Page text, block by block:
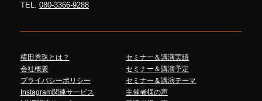
TEL. 080-3366-9288
横田秀珠とは？
会社概要
プライバシーポリシー
Instagram関連サービス
セミナー＆講演実績
セミナー＆講演予定
セミナー＆講演テーマ
主催者様の声